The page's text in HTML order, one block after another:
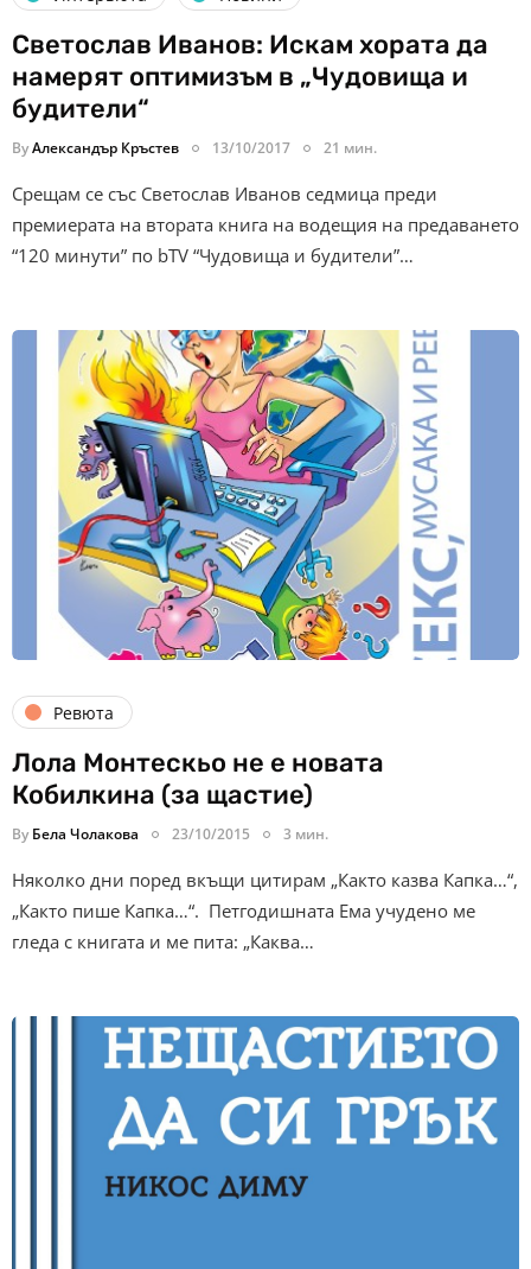
Светослав Иванов: Искам хората да
намерят оптимизъм в „Чудовища и
будители“
ByАлександър Кръстев 13/10/2017 21 мин.
Срещам се със Светослав Иванов седмица преди
премиерата на втората книга на водещия на предаването
“120 минути” по bTV “Чудовища и будители”…
Ревюта
Лола Монтескьо не е новата
Кобилкина (за щастие)
By Бела Чолакова 23/10/2015 3 мин.
Няколко дни поред вкъщи цитирам „Както казва Капка…“,
„Както пише Капка…“. Петгодишната Ема учудено ме
гледа с книгата и ме пита: „Каква…